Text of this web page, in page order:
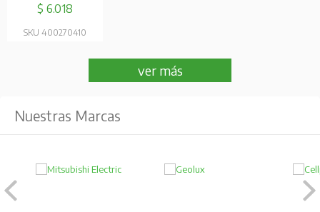
$ 6.018
SKU 400270410
ver más
Nuestras Marcas